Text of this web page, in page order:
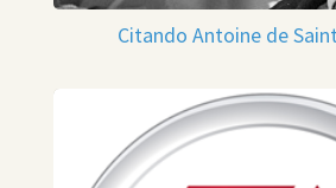
Citando Antoine de